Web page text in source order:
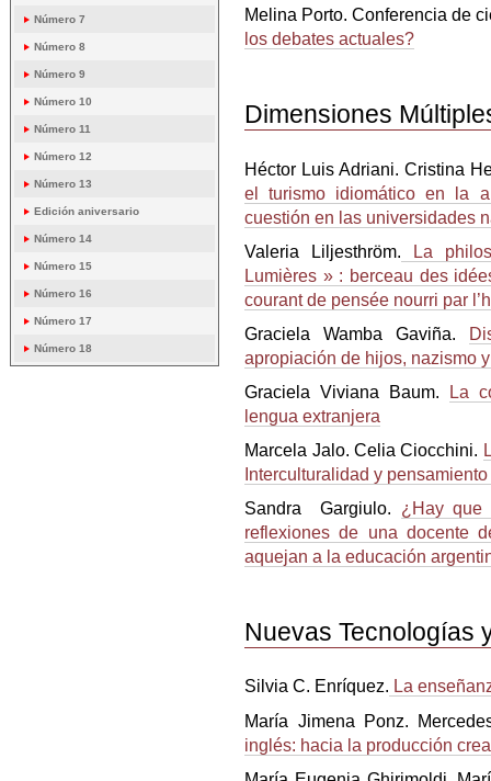
Número 7
Número 8
Número 9
Número 10
Número 11
Número 12
Número 13
Edición aniversario
Número 14
Número 15
Número 16
Número 17
Número 18
Melina Porto. Conferencia de
los debates actuales?
Dimensiones
Héctor Luis Adriani. Cristina
el turismo idiomático en la
cuestión en las universidades
Valeria Liljesthröm. La
Lumières » : berceau des
courant de pensée nourri par
Graciela Wamba Gaviña.
apropiación de hijos, nazismo
Graciela Viviana Baum. La
lengua extranjera
Marcela Jalo. Celia Ciocchini.
Interculturalidad y
Sandra Gargiulo. ¿Hay que
reflexiones de una docente
aquejan a la educación
Nuevas Tecnologías
Silvia C. Enríquez. La
María Jimena Ponz.
inglés: hacia la producción